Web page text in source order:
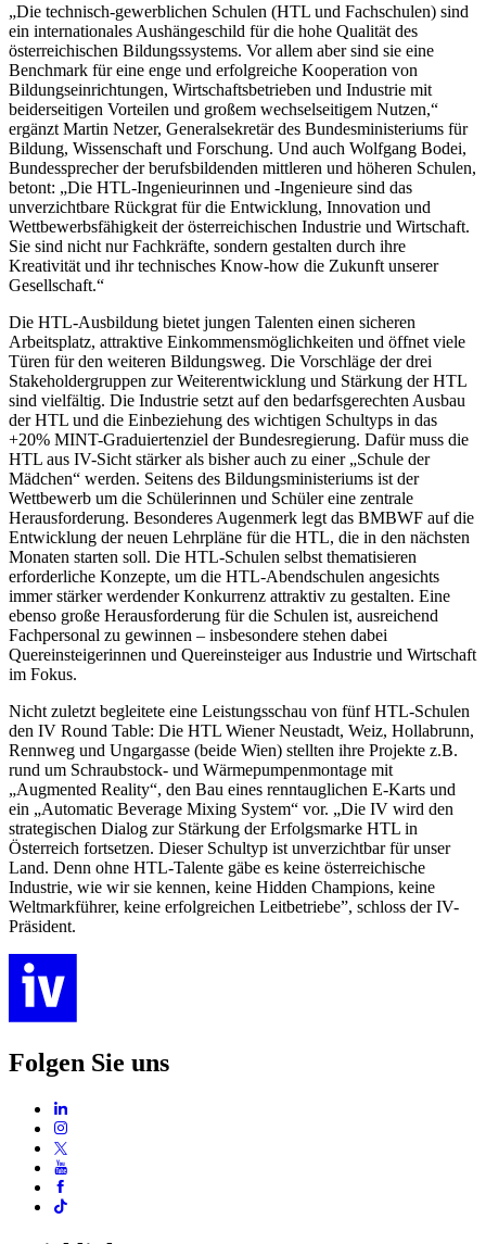
„Die technisch-gewerblichen Schulen (HTL und Fachschulen) sind
ein internationales Aushängeschild für die hohe Qualität des
österreichischen Bildungssystems. Vor allem aber sind sie eine
Benchmark für eine enge und erfolgreiche Kooperation von
Bildungseinrichtungen, Wirtschaftsbetrieben und Industrie mit
beiderseitigen Vorteilen und großem wechselseitigem Nutzen,“
ergänzt Martin Netzer, Generalsekretär des Bundesministeriums für
Bildung, Wissenschaft und Forschung. Und auch Wolfgang Bodei,
Bundessprecher der berufsbildenden mittleren und höheren Schulen,
betont: „Die HTL-Ingenieurinnen und -Ingenieure sind das
unverzichtbare Rückgrat für die Entwicklung, Innovation und
Wettbewerbsfähigkeit der österreichischen Industrie und Wirtschaft.
Sie sind nicht nur Fachkräfte, sondern gestalten durch ihre
Kreativität und ihr technisches Know-how die Zukunft unserer
Gesellschaft.“
Die HTL-Ausbildung bietet jungen Talenten einen sicheren
Arbeitsplatz, attraktive Einkommensmöglichkeiten und öffnet viele
Türen für den weiteren Bildungsweg. Die Vorschläge der drei
Stakeholdergruppen zur Weiterentwicklung und Stärkung der HTL
sind vielfältig. Die Industrie setzt auf den bedarfsgerechten Ausbau
der HTL und die Einbeziehung des wichtigen Schultyps in das
+20% MINT-Graduiertenziel der Bundesregierung. Dafür muss die
HTL aus IV-Sicht stärker als bisher auch zu einer „Schule der
Mädchen“ werden. Seitens des Bildungsministeriums ist der
Wettbewerb um die Schülerinnen und Schüler eine zentrale
Herausforderung. Besonderes Augenmerk legt das BMBWF auf die
Entwicklung der neuen Lehrpläne für die HTL, die in den nächsten
Monaten starten soll. Die HTL-Schulen selbst thematisieren
erforderliche Konzepte, um die HTL-Abendschulen angesichts
immer stärker werdender Konkurrenz attraktiv zu gestalten. Eine
ebenso große Herausforderung für die Schulen ist, ausreichend
Fachpersonal zu gewinnen – insbesondere stehen dabei
Quereinsteigerinnen und Quereinsteiger aus Industrie und Wirtschaft
im Fokus.
Nicht zuletzt begleitete eine Leistungsschau von fünf HTL-Schulen
den IV Round Table: Die HTL Wiener Neustadt, Weiz, Hollabrunn,
Rennweg und Ungargasse (beide Wien) stellten ihre Projekte z.B.
rund um Schraubstock- und Wärmepumpenmontage mit
„Augmented Reality“, den Bau eines renntauglichen E-Karts und
ein „Automatic Beverage Mixing System“ vor. „Die IV wird den
strategischen Dialog zur Stärkung der Erfolgsmarke HTL in
Österreich fortsetzen. Dieser Schultyp ist unverzichtbar für unser
Land. Denn ohne HTL-Talente gäbe es keine österreichische
Industrie, wie wir sie kennen, keine Hidden Champions, keine
Weltmarkführer, keine erfolgreichen Leitbetriebe”, schloss der IV-
Präsident.
Folgen Sie uns